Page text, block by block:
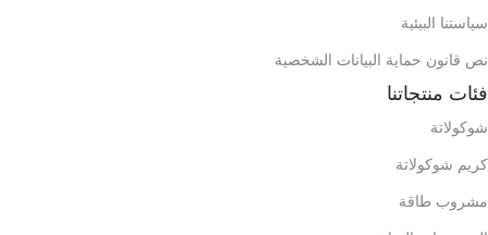
سياستنا البيئية
نص قانون حماية البيانات الشخصية
فئات منتجاتنا
شوكولاتة
كريم شوكولاتة
مشروب طاقة